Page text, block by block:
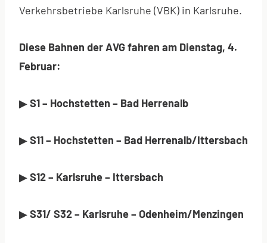
Verkehrsbetriebe Karlsruhe (VBK) in Karlsruhe.
Diese Bahnen der AVG fahren am Dienstag, 4.
Februar:
▶S1 – Hochstetten – Bad Herrenalb
▶S11 – Hochstetten – Bad Herrenalb/Ittersbach
▶S12 – Karlsruhe – Ittersbach
▶S31/ S32 – Karlsruhe – Odenheim/Menzingen